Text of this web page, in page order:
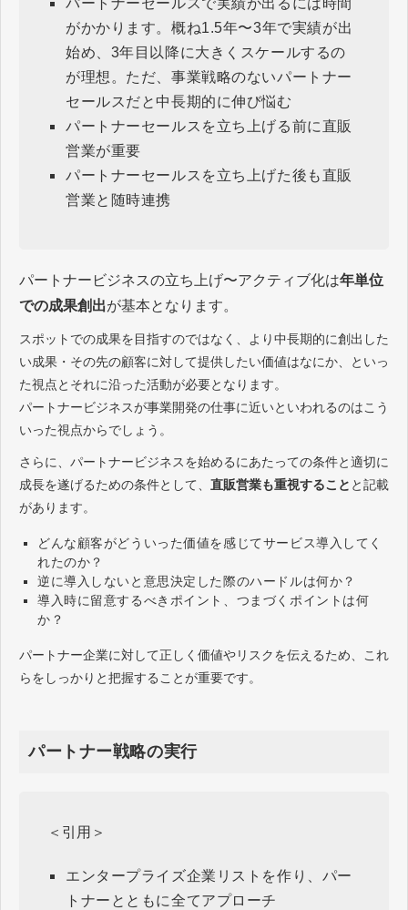
パートナーセールスで実績が出るには時間
がかかります。概ね1.5年〜3年で実績が出
始め、3年目以降に大きくスケールするの
が理想。ただ、事業戦略のないパートナー
セールスだと中長期的に伸び悩む
パートナーセールスを立ち上げる前に直販
営業が重要
パートナーセールスを立ち上げた後も直販
営業と随時連携
パートナービジネスの立ち上げ〜アクティブ化は年単位
での成果創出が基本となります。
スポットでの成果を目指すのではなく、より中長期的に創出した
い成果・その先の顧客に対して提供したい価値はなにか、といっ
た視点とそれに沿った活動が必要となります。
パートナービジネスが事業開発の仕事に近いといわれるのはこう
いった視点からでしょう。
さらに、パートナービジネスを始めるにあたっての条件と適切に
成長を遂げるための条件として、 直販営業も重視すること と記載
があります。
どんな顧客がどういった価値を感じてサービス導入してく
れたのか？
逆に導入しないと意思決定した際のハードルは何か？
導入時に留意するべきポイント、つまづくポイントは何
か？
パートナー企業に対して正しく価値やリスクを伝えるため、これ
らをしっかりと把握することが重要です。
パートナー戦略の実行
＜引用＞
エンタープライズ企業リストを作り、パー
トナーとともに全てアプローチ